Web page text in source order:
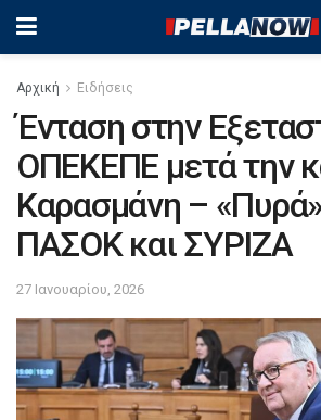
Αρχική Ειδήσεις
Ένταση στην
ΟΠΕΚΕΠΕ μετά την
Καρασμάνη –
ΠΑΣΟΚ και ΣΥΡΙΖΑ
27 Ιανουαρίου, 2026